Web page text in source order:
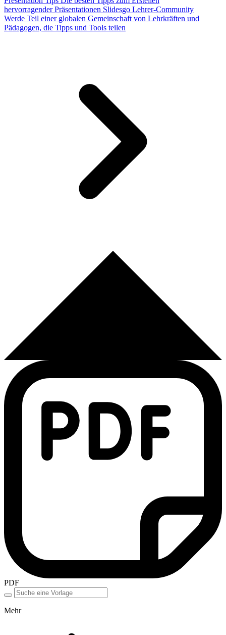
hervorragender Präsentationen Slidesgo Lehrer-Community
Werde Teil einer globalen Gemeinschaft von Lehrkräften und
Pädagogen, die Tipps und Tools teilen
PDF
Mehr